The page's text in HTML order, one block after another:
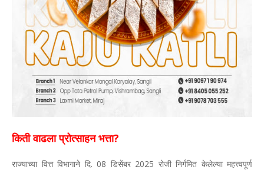
किती वाढला प्रोत्साहन भत्ता?
राज्याच्या वित्त विभागाने दि. 08 डिसेंबर 2025 रोजी निर्गमित केलेल्या महत्त्वपूर्ण